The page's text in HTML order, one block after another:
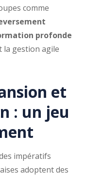
comme
profonde
la gestion agile
et
: un jeu
impératifs
adoptent des